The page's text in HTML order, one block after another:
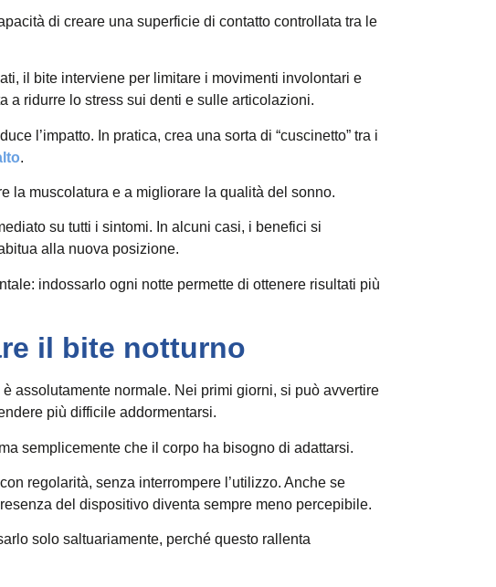
di creare una superficie di contatto controllata tra le
il bite interviene per limitare i movimenti involontari e
a ridurre lo stress sui denti e sulle articolazioni.
l’impatto. In pratica, crea una sorta di “cuscinetto” tra i
.
la muscolatura e a migliorare la qualità del sonno.
su tutti i sintomi. In alcuni casi, i benefici si
alla nuova posizione.
indossarlo ogni notte permette di ottenere risultati più
il bite notturno
assolutamente normale. Nei primi giorni, si può avvertire
più difficile addormentarsi.
semplicemente che il corpo ha bisogno di adattarsi.
regolarità, senza interrompere l’utilizzo. Anche se
del dispositivo diventa sempre meno percepibile.
solo saltuariamente, perché questo rallenta